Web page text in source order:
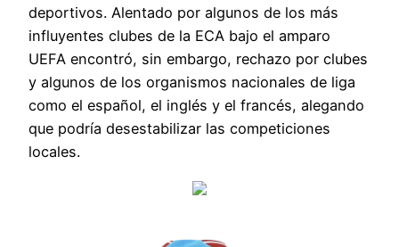
deportivos. Alentado por algunos de los más
influyentes clubes de la ECA bajo el amparo
UEFA encontró, sin embargo, rechazo por clubes
y algunos de los organismos nacionales de liga
como el español, el inglés y el francés, alegando
que podría desestabilizar las competiciones
locales.